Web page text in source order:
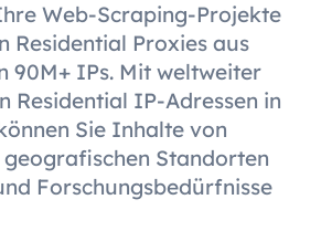
Web-Scraping-Projekte
Residential Proxies aus
90M+ IPs. Mit weltweiter
Residential IP-Adressen in
Sie Inhalte von
Standorten
Forschungsbedürfnisse